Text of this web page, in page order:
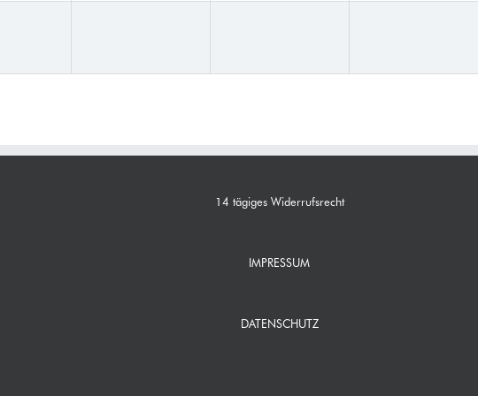
14 tägiges Widerrufsrecht
IMPRESSUM
DATENSCHUTZ